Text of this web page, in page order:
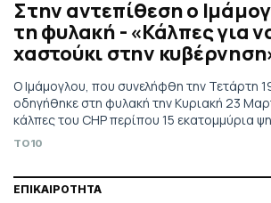
Στην αντεπίθεση ο
τη φυλακή - «Κάλπες για
χαστούκι στην
Ο Ιμάμογλου, που συνελήφθη την Τετάρτη
οδηγήθηκε στη φυλακή την Κυριακή 23
κάλπες του CHP περίπου 15 εκατομμύρια
TO10
ΕΠΙΚΑΙΡΟΤΗΤΑ